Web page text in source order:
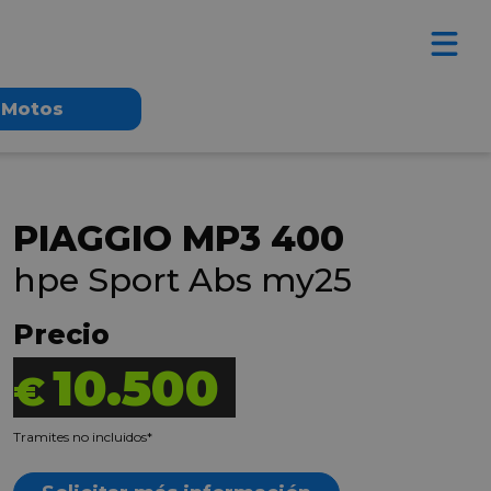
Motos
PIAGGIO MP3 400
hpe Sport Abs my25
Precio
€10.500
Tramites no incluidos*